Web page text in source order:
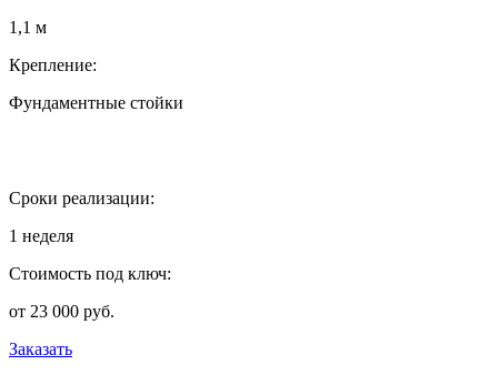
1,1 м
Крепление:
Фундаментные стойки
Сроки реализации:
1 неделя
Стоимость под ключ:
от 23 000 руб.
Заказать